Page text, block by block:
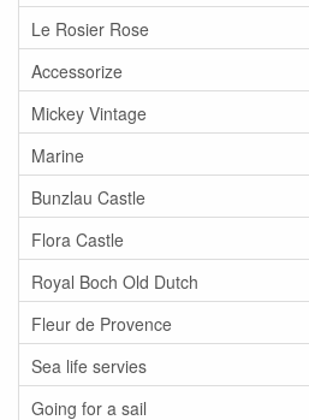
Le Rosier Rose
Accessorize
Mickey Vintage
Marine
Bunzlau Castle
Flora Castle
Royal Boch Old Dutch
Fleur de Provence
Sea life servies
Going for a sail